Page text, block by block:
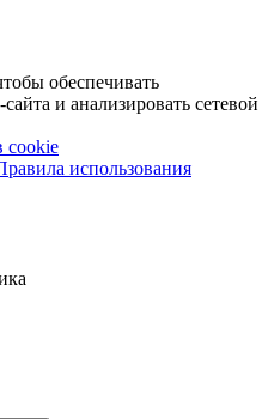
обеспечивать
и анализировать сетевой
cookie
использования